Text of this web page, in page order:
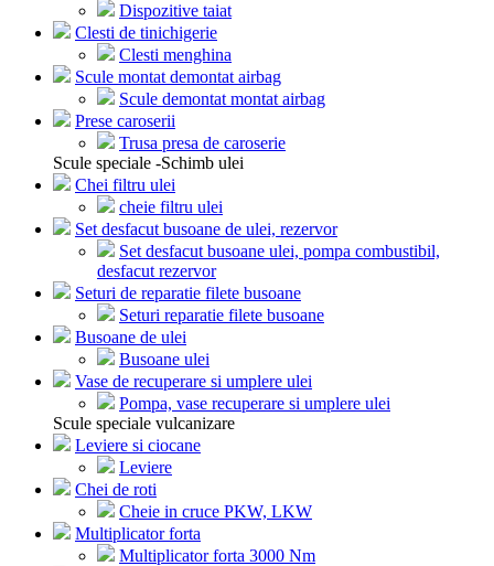
Dispozitive taiat
Clesti de tinichigerie
Clesti menghina
Scule montat demontat airbag
Scule demontat montat airbag
Prese caroserii
Trusa presa de caroserie
Scule speciale -Schimb ulei
Chei filtru ulei
cheie filtru ulei
Set desfacut busoane de ulei, rezervor
Set desfacut busoane ulei, pompa combustibil,
desfacut rezervor
Seturi de reparatie filete busoane
Seturi reparatie filete busoane
Busoane de ulei
Busoane ulei
Vase de recuperare si umplere ulei
Pompa, vase recuperare si umplere ulei
Scule speciale vulcanizare
Leviere si ciocane
Leviere
Chei de roti
Cheie in cruce PKW, LKW
Multiplicator forta
Multiplicator forta 3000 Nm